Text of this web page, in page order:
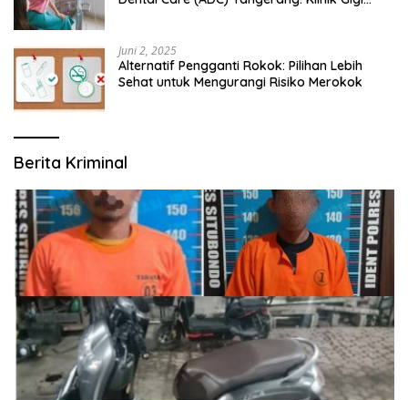
Juni 2, 2025
Alternatif Pengganti Rokok: Pilihan Lebih
Sehat untuk Mengurangi Risiko Merokok
Berita Kriminal